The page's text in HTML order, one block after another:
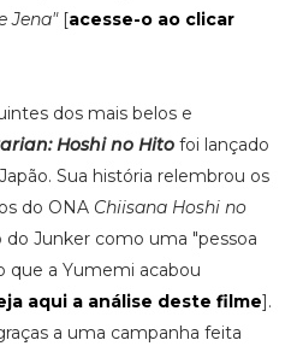
Jena"[acesse-o ao clicar
dos mais belos e
Hoshi no Hitofoi lançado
Sua história relembrou os
do ONA Chiisana Hoshi no
Junker como uma "pessoa
que a Yumemi acabou
aqui a análise deste filme].
a uma campanha feita